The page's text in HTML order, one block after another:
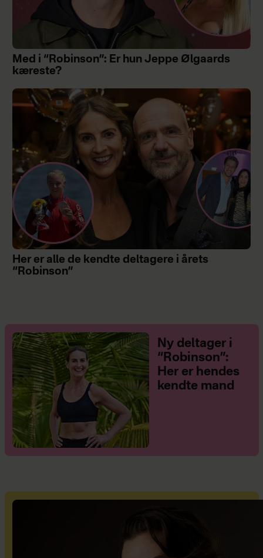
Med i “Robinson”: Er hun Jeppe Ølgaards
kæreste?
Her er alle de kendte deltagere i årets
“Robinson”
Ny deltager i
“Robinson”:
Her er hendes
kendte mand